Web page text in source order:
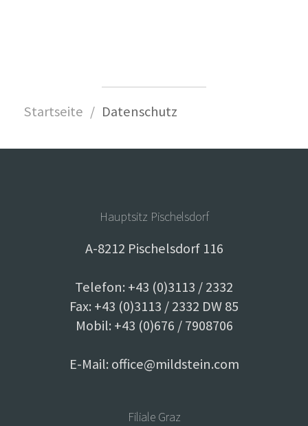
Startseite Datenschutz
Hauptsitz Pischelsdorf
A-8212 Pischelsdorf 116
Telefon: +43 (0)3113 / 2332
Fax: +43 (0)3113 / 2332 DW 85
Mobil: +43 (0)676 / 7908706
E-Mail: office@mildstein.com
Filiale Graz